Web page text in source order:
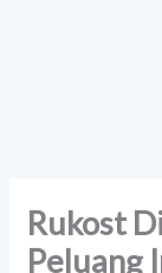
Rukost
Peluang